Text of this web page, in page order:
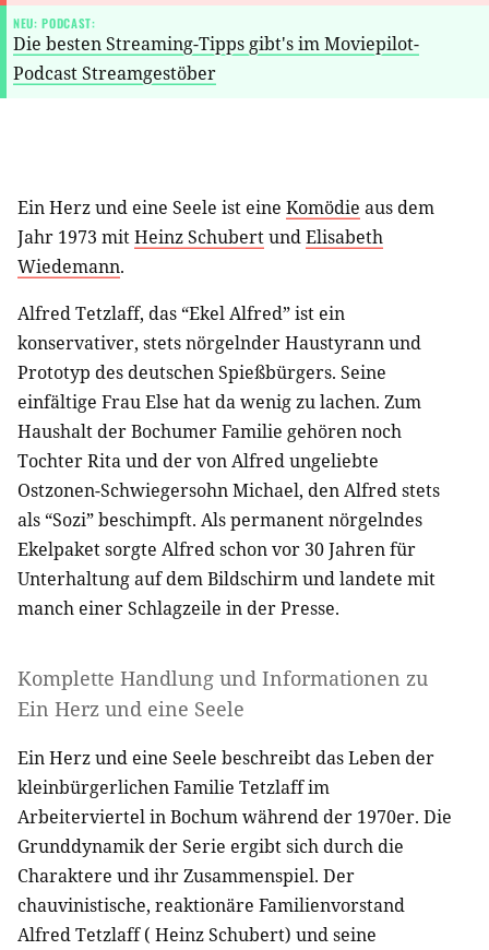
NEU: PODCAST:
Die besten Streaming-Tipps gibt's im Moviepilot-
Podcast Streamgestöber
Ein Herz und eine Seele ist eine Komödie aus dem
Jahr 1973 mitHeinz SchubertundElisabeth
Wiedemann.
Alfred Tetzlaff, das “Ekel Alfred” ist ein
konservativer, stets nörgelnder Haustyrann und
Prototyp des deutschen Spießbürgers. Seine
einfältige Frau Else hat da wenig zu lachen. Zum
Haushalt der Bochumer Familie gehören noch
Tochter Rita und der von Alfred ungeliebte
Ostzonen-Schwiegersohn Michael, den Alfred stets
als “Sozi” beschimpft. Als permanent nörgelndes
Ekelpaket sorgte Alfred schon vor 30 Jahren für
Unterhaltung auf dem Bildschirm und landete mit
manch einer Schlagzeile in der Presse.
Komplette Handlung und Informationen zu
Ein Herz und eine Seele
Ein Herz und eine Seele beschreibt das Leben der
kleinbürgerlichen Familie Tetzlaff im
Arbeiterviertel in Bochum während der 1970er. Die
Grunddynamik der Serie ergibt sich durch die
Charaktere und ihr Zusammenspiel. Der
chauvinistische, reaktionäre Familienvorstand
Alfred Tetzlaff ( Heinz Schubert) und seine